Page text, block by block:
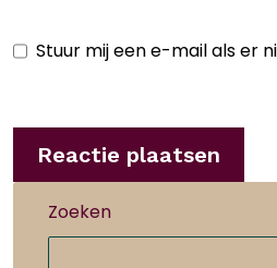
Stuur mij een e-mail als er
Zoeken